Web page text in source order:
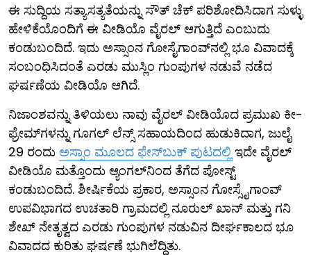
ಈ ಸುದ್ದಿಯ ಸತ್ಯಾಸತ್ಯತೆಯನ್ನು ಸೌತ್ ಚೆಕ್ ಪರಿಶೋದಿಸಿದಾಗ ಸುಳ್ಳು
ಹೇಳಿಕೆಯೊಂದಿಗೆ ಈ ವೀಡಿಯೊ ವೈರಲ್ ಆಗುತ್ತಿದೆ ಎಂಬುದು
ಕಂಡುಬಂದಿದೆ. ಇದು ಅಸ್ಸಾಂನ ಗೋಸೈಗಾಂವ್‌ನಲ್ಲಿ ಭೂ ವಿವಾದಕ್ಕೆ
ಸಂಬಂಧಿಸಿದಂತೆ ಎರಡು ಮುಸ್ಲಿಂ ಗುಂಪುಗಳ ನಡುವೆ ನಡೆದ
ಘರ್ಷಣೆಯ ವೀಡಿಯೊ ಆಗಿದೆ.
ನಿಜಾಂಶವನ್ನು ತಿಳಿಯಲು ನಾವು ವೈರಲ್ ವೀಡಿಯೊದ ಪ್ರಮುಖ ಕೀ-
ಫ್ರೇಮ್​ಗಳನ್ನು ಗೂಗಲ್ ಲೆನ್ಸ್ ಸಹಾಯದಿಂದ ಹುಡುಕಿದಾಗ, ಜುಲೈ
29 ರಂದು ಅಸ್ಸಾಂ ಮೂಲದ ಫೇಸ್‌ಬುಕ್ ಪುಟದಲ್ಲಿ ಇದೇ ವೈರಲ್
ವೀಡಿಯೊ ಮತ್ತೊಂದು ಆ್ಯಂಗಲ್​ನಿಂದ ತೆಗೆದ ಪೋಸ್ಟ್
ಕಂಡುಬಂದಿದೆ. ಶೀರ್ಷಿಕೆಯ ಪ್ರಕಾರ, ಅಸ್ಸಾಂನ ಗೋಸ್ಸೈಗಾಂವ್
ಉಪವಿಭಾಗದ ಉಚತಾರಿ ಗ್ರಾಮದಲ್ಲಿ ನೂರುಲ್ ಖಾನ್ ಮತ್ತು ಗನಿ
ಶೇಖ್ ನೇತೃತ್ವದ ಎರಡು ಗುಂಪುಗಳ ನಡುವಿನ ದೀರ್ಘಕಾಲದ ಭೂ
ವಿವಾದದ ಕುರಿತು ಘರ್ಷಣೆ ಭುಗಿಲೆದ್ದಿತು.